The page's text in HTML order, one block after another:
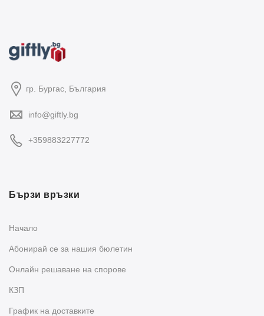
гр. Бургас, България
info@giftly.bg
+359883227772
Бързи връзки
Начало
Абонирай се за нашия бюлетин
Oнлайн решаване на спорове
КЗП
График на доставките